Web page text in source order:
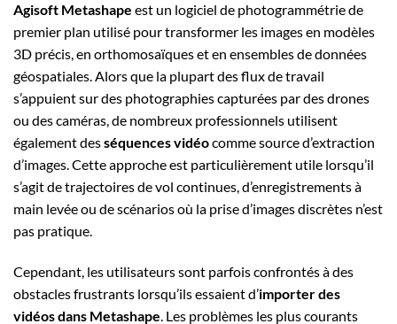
Agisoft Metashape est un logiciel de photogrammétrie de
premier plan utilisé pour transformer les images en modèles
3D précis, en orthomosaïques et en ensembles de données
géospatiales. Alors que la plupart des flux de travail
s’appuient sur des photographies capturées par des drones
ou des caméras, de nombreux professionnels utilisent
également desséquences vidéocomme source d’extraction
d’images. Cette approche est particulièrement utile lorsqu’il
s’agit de trajectoires de vol continues, d’enregistrements à
main levée ou de scénarios où la prise d’images discrètes n’est
pas pratique.
Cependant, les utilisateurs sont parfois confrontés à des
obstacles frustrants lorsqu’ils essaient d’importer des
vidéos dans Metashape. Les problèmes les plus courants